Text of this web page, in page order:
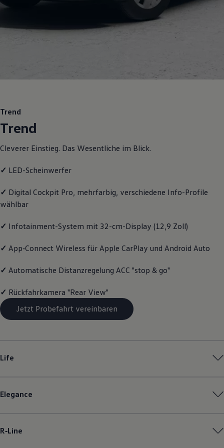
Motorenöl und Flüssigkeiten
Pannen- und Unfallhilfe
Economy Service
Transport
Updates für Software, Karten und Radio
Vorgängermodelle
Volkswagen Kundenbetreuung
Warn- und Kontrollleuchten
Live Beratung
Magazin
Transport
Elektromobilität
Volkswagen R
Volkswagen Kundenbetreuung
Trend
Trend
Cleverer Einstieg. Das Wesentliche im Blick.
✓ LED-Scheinwerfer
✓ Digital Cockpit Pro, mehrfarbig, verschiedene Info-Profile
wählbar
✓ Infotainment-System mit 32-cm-Display (12,9 Zoll)
✓ App‑Connect Wireless für Apple CarPlay und Android Auto
✓ Automatische Distanzregelung ACC "stop & go"
✓ Rückfahrkamera "Rear View"
Jetzt Probefahrt vereinbaren
Life
Elegance
R‑Line